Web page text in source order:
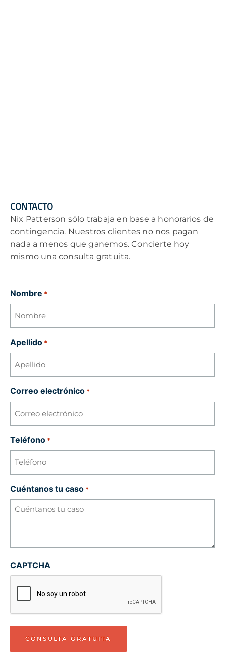
CONTACTO
Nix Patterson sólo trabaja en base a honorarios de
contingencia. Nuestros clientes no nos pagan
nada a menos que ganemos. Concierte hoy
mismo una consulta gratuita.
Nombre *
Apellido *
Correo electrónico *
Teléfono *
Cuéntanos tu caso *
CAPTCHA